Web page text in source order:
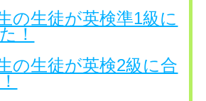
の生徒が英検準1級に
！
の生徒が英検2級に合